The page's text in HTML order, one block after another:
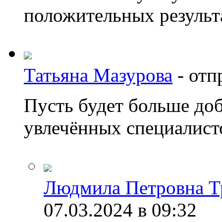
положительных
Татьяна Мазурова -
Пусть будет больше
увлечённых
Людмила Петровна
07.03.2024 в 09:32